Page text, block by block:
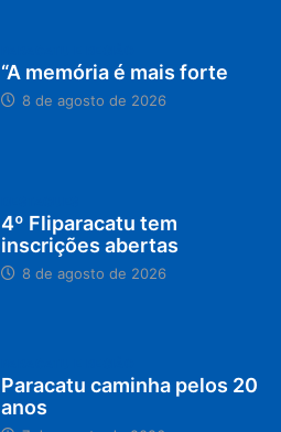
“A memória é mais forte
8 de agosto de 2026
4º Fliparacatu tem
inscrições abertas
8 de agosto de 2026
Paracatu caminha pelos 20
anos